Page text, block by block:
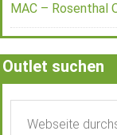
MAC – Rosenthal
Outlet suchen